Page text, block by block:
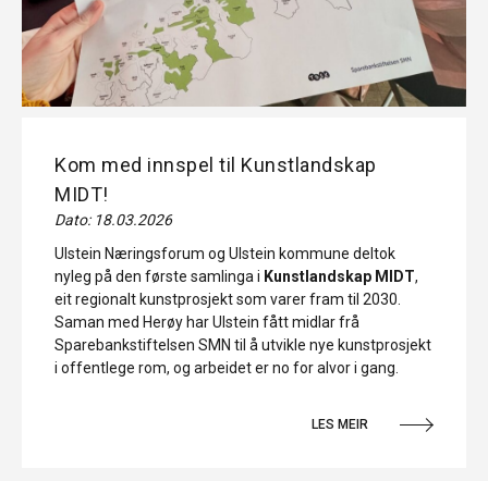
Kom med innspel til Kunstlandskap
MIDT!
Dato: 18.03.2026
Ulstein Næringsforum og Ulstein kommune deltok
nyleg på den første samlinga i Kunstlandskap MIDT,
eit regionalt kunstprosjekt som varer fram til 2030.
Saman med Herøy har Ulstein fått midlar frå
Sparebankstiftelsen SMN til å utvikle nye kunstprosjekt
i offentlege rom, og arbeidet er no for alvor i gang.
LES MEIR